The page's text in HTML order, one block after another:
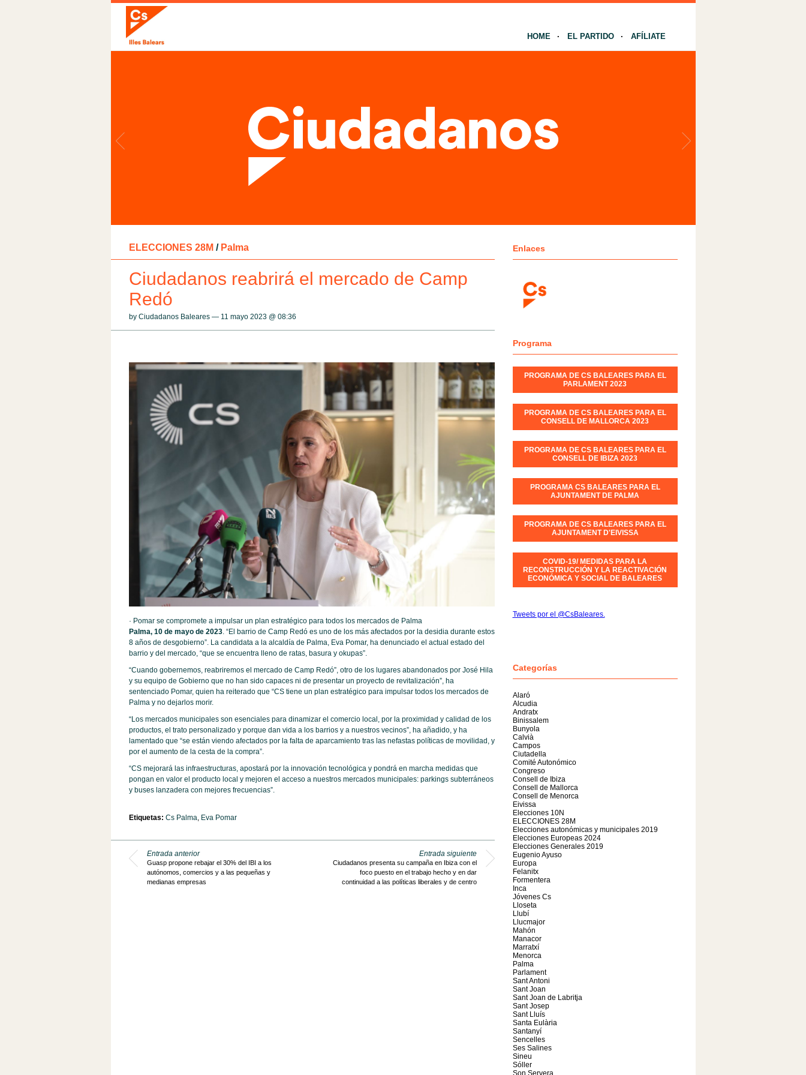
HOME EL PARTIDO AFÍLIATE
ELECCIONES 28M / Palma
Ciudadanos reabrirá el mercado de Camp
Redó
by Ciudadanos Baleares — 11 mayo 2023 @ 08:36
· Pomar se compromete a impulsar un plan estratégico para todos los mercados de Palma
Palma, 10 de mayo de 2023. “El barrio de Camp Redó es uno de los más afectados por la desidia durante estos
8 años de desgobierno”. La candidata a la alcaldía de Palma, Eva Pomar, ha denunciado el actual estado del
barrio y del mercado, “que se encuentra lleno de ratas, basura y okupas”.
“Cuando gobernemos, reabriremos el mercado de Camp Redó”, otro de los lugares abandonados por José Hila
y su equipo de Gobierno que no han sido capaces ni de presentar un proyecto de revitalización”, ha
sentenciado Pomar, quien ha reiterado que “CS tiene un plan estratégico para impulsar todos los mercados de
Palma y no dejarlos morir.
“Los mercados municipales son esenciales para dinamizar el comercio local, por la proximidad y calidad de los
productos, el trato personalizado y porque dan vida a los barrios y a nuestros vecinos”, ha añadido, y ha
lamentado que “se están viendo afectados por la falta de aparcamiento tras las nefastas políticas de movilidad, y
por el aumento de la cesta de la compra”.
“CS mejorará las infraestructuras, apostará por la innovación tecnológica y pondrá en marcha medidas que
pongan en valor el producto local y mejoren el acceso a nuestros mercados municipales: parkings subterráneos
y buses lanzadera con mejores frecuencias”.
Etiquetas: Cs Palma Eva Pomar
Entrada anterior
Guasp propone rebajar el 30% del IBI a los
autónomos, comercios y a las pequeñas y
medianas empresas
Entrada siguiente
Ciudadanos presenta su campaña en Ibiza con el
foco puesto en el trabajo hecho y en dar
continuidad a las políticas liberales y de centro
Enlaces
Programa
PROGRAMA DE CS BALEARES PARA EL
PARLAMENT 2023
PROGRAMA DE CS BALEARES PARA EL
CONSELL DE MALLORCA 2023
PROGRAMA DE CS BALEARES PARA EL
CONSELL DE IBIZA 2023
PROGRAMA CS BALEARES PARA EL
AJUNTAMENT DE PALMA
PROGRAMA DE CS BALEARES PARA EL
AJUNTAMENT D'EIVISSA
COVID-19/ MEDIDAS PARA LA
RECONSTRUCCIÓN Y LA REACTIVACIÓN
ECONÓMICA Y SOCIAL DE BALEARES
Tweets por el @CsBaleares.
Categorías
Alaró
Alcudia
Andratx
Binissalem
Bunyola
Calvià
Campos
Ciutadella
Comité Autonómico
Congreso
Consell de Ibiza
Consell de Mallorca
Consell de Menorca
Eivissa
Elecciones 10N
ELECCIONES 28M
Elecciones autonómicas y municipales 2019
Elecciones Europeas 2024
Elecciones Generales 2019
Eugenio Ayuso
Europa
Felanitx
Formentera
Inca
Jóvenes Cs
Lloseta
Llubí
Llucmajor
Mahón
Manacor
Marratxí
Menorca
Palma
Parlament
Sant Antoni
Sant Joan
Sant Joan de Labritja
Sant Josep
Sant Lluís
Santa Eulària
Santanyí
Sencelles
Ses Salines
Sineu
Sóller
Son Servera